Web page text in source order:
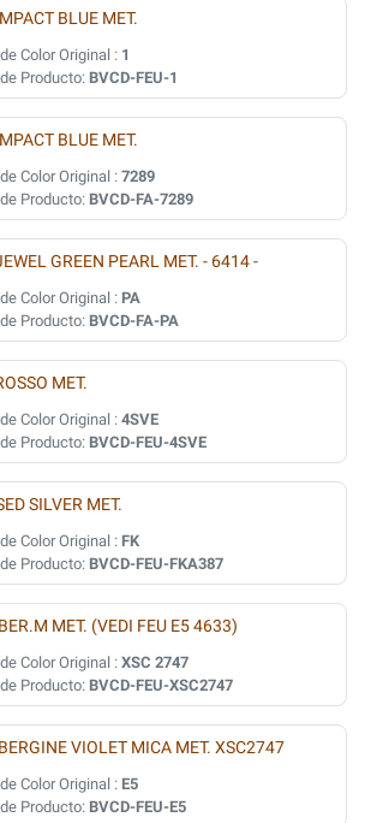
BLUE MET.
Color Original : 1
Producto: BVCD-FEU-1
BLUE MET.
Color Original : 7289
Producto: BVCD-FA-7289
GREEN PEARL MET. - 6414 -
Color Original : PA
Producto: BVCD-FA-PA
MET.
Color Original : 4SVE
Producto: BVCD-FEU-4SVE
SILVER MET.
Color Original : FK
Producto: BVCD-FEU-FKA387
MET. (VEDI FEU E5 4633)
Color Original : XSC 2747
Producto: BVCD-FEU-XSC2747
VIOLET MICA MET. XSC2747
Color Original : E5
Producto: BVCD-FEU-E5